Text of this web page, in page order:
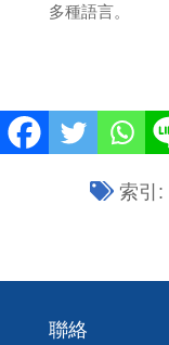
多種語言。
索引:
聯絡